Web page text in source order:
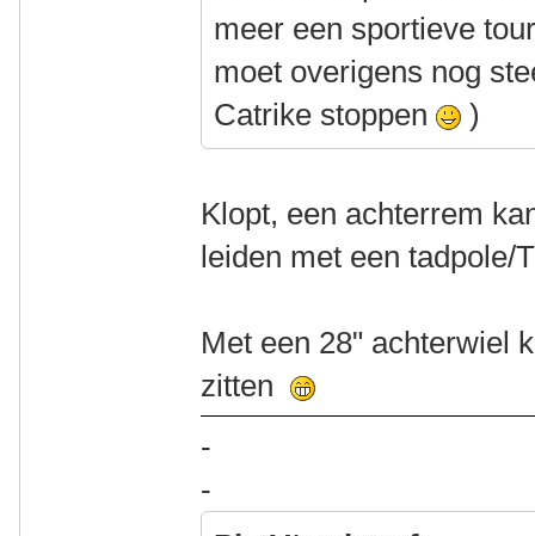
meer een sportieve
moet overigens nog
Catrike stoppen
)
Klopt, een achterrem
leiden met een tadpole/
Met een 28" achterwiel
zitten
-
-